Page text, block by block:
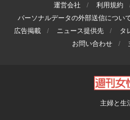
運営会社 利用規約
パーソナルデータの外部送信につい
広告掲載
ニュース提供先 タ
お問い合わせ
主婦と生